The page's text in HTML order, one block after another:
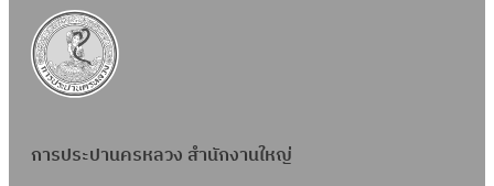
การประปานครหลวง สำนักงานใหญ่